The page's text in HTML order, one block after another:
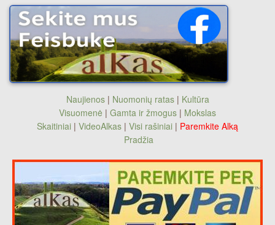
Naujienos| Nuomonių ratas| Kultūra
Visuomenė | Gamta ir žmogus | Mokslas
Skaitiniai | VideoAlkas | Visi rašiniai | Paremkite Alką
Pradžia